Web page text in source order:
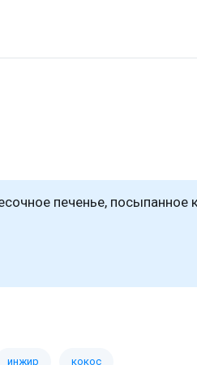
печенье,
инжир кокос